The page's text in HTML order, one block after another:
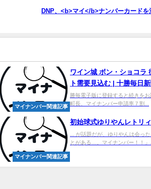
DNP、<b>マイ</b>ナンバーカード
マイナンバー関連記事
ワイン城 ボン・ショコラ
ト需要見込む | 十勝毎日
勝毎電子版に登録すると続きを
町長、マイナンバー申請率７割...
マイナンバー関連記事
初始球式ゆりやんレトリ
... が話題だが、ゆりやんは会っ
とがある…。マイナンバー！！」